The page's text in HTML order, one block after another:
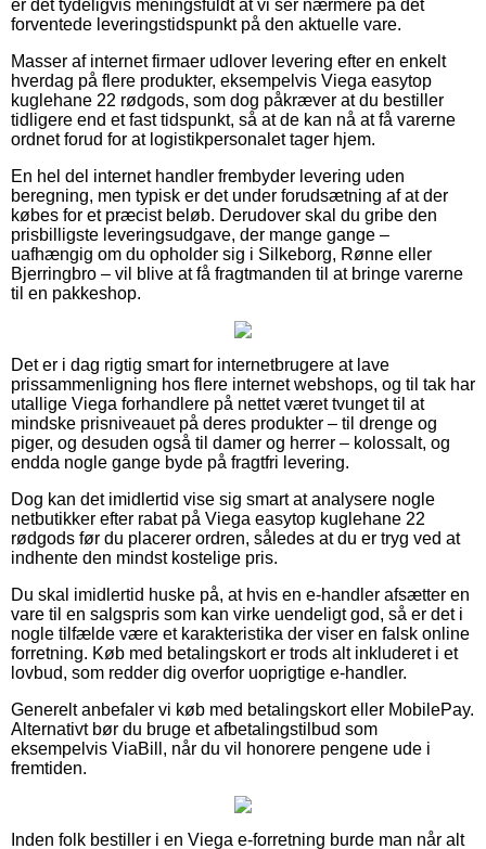
er det tydeligvis meningsfuldt at vi ser nærmere på det
forventede leveringstidspunkt på den aktuelle vare.
Masser af internet firmaer udlover levering efter en enkelt
hverdag på flere produkter, eksempelvis Viega easytop
kuglehane 22 rødgods, som dog påkræver at du bestiller
tidligere end et fast tidspunkt, så at de kan nå at få varerne
ordnet forud for at logistikpersonalet tager hjem.
En hel del internet handler frembyder levering uden
beregning, men typisk er det under forudsætning af at der
købes for et præcist beløb. Derudover skal du gribe den
prisbilligste leveringsudgave, der mange gange –
uafhængig om du opholder sig i Silkeborg, Rønne eller
Bjerringbro – vil blive at få fragtmanden til at bringe varerne
til en pakkeshop.
Det er i dag rigtig smart for internetbrugere at lave
prissammenligning hos flere internet webshops, og til tak har
utallige Viega forhandlere på nettet været tvunget til at
mindske prisniveauet på deres produkter – til drenge og
piger, og desuden også til damer og herrer – kolossalt, og
endda nogle gange byde på fragtfri levering.
Dog kan det imidlertid vise sig smart at analysere nogle
netbutikker efter rabat på Viega easytop kuglehane 22
rødgods før du placerer ordren, således at du er tryg ved at
indhente den mindst kostelige pris.
Du skal imidlertid huske på, at hvis en e-handler afsætter en
vare til en salgspris som kan virke uendeligt god, så er det i
nogle tilfælde være et karakteristika der viser en falsk online
forretning. Køb med betalingskort er trods alt inkluderet i et
lovbud, som redder dig overfor uoprigtige e-handler.
Generelt anbefaler vi køb med betalingskort eller MobilePay.
Alternativt bør du bruge et afbetalingstilbud som
eksempelvis ViaBill, når du vil honorere pengene ude i
fremtiden.
Inden folk bestiller i en Viega e-forretning burde man når alt